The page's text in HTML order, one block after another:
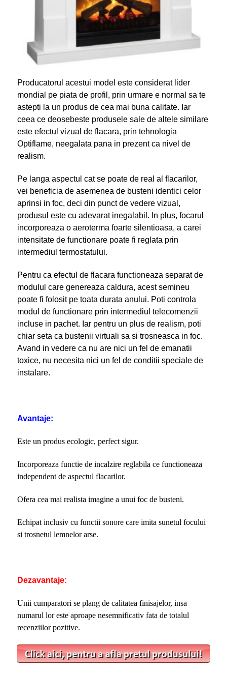
Producatorul acestui model este considerat lider
mondial pe piata de profil, prin urmare e normal sa te
astepti la un produs de cea mai buna calitate. Iar
ceea ce deosebeste produsele sale de altele similare
este efectul vizual de flacara, prin tehnologia
Optiflame, neegalata pana in prezent ca nivel de
realism.
Pe langa aspectul cat se poate de real al flacarilor,
vei beneficia de asemenea de busteni identici celor
aprinsi in foc, deci din punct de vedere vizual,
produsul este cu adevarat inegalabil. In plus, focarul
incorporeaza o aeroterma foarte silentioasa, a carei
intensitate de functionare poate fi reglata prin
intermediul termostatului.
Pentru ca efectul de flacara functioneaza separat de
modulul care genereaza caldura, acest semineu
poate fi folosit pe toata durata anului. Poti controla
modul de functionare prin intermediul telecomenzii
incluse in pachet. Iar pentru un plus de realism, poti
chiar seta ca bustenii virtuali sa si trosneasca in foc.
Avand in vedere ca nu are nici un fel de emanatii
toxice, nu necesita nici un fel de conditii speciale de
instalare.
Avantaje:
Este un produs ecologic, perfect sigur.
Incorporeaza functie de incalzire reglabila ce functioneaza
independent de aspectul flacarilor.
Ofera cea mai realista imagine a unui foc de busteni.
Echipat inclusiv cu functii sonore care imita sunetul focului
si trosnetul lemnelor arse.
Dezavantaje:
Unii cumparatori se plang de calitatea finisajelor, insa
numarul lor este aproape nesemnificativ fata de totalul
recenziilor pozitive.